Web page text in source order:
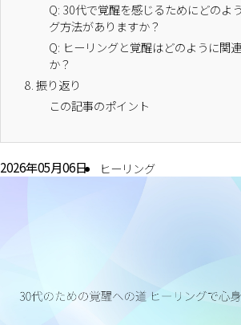
Q: 30代で覚醒を感じるためにどのよ
グ方法がありますか？
Q: ヒーリングと覚醒はどのように関
か？
8.振り返り
この記事のポイント
2026年05月06日 ヒーリング